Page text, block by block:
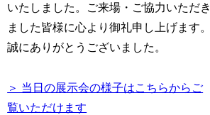
いたしました。ご来場・ご協力いただき
ました皆様に心より御礼申し上げます。
誠にありがとうございました。
＞ 当日の展示会の様子はこちらからご
覧いただけます